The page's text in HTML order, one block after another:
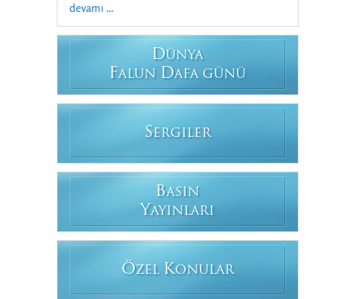
devamı ...
DÜNYA
FALUN DAFA GÜNÜ
SERGILER
BASIN
YAYINLARI
ÖZEL KONULAR